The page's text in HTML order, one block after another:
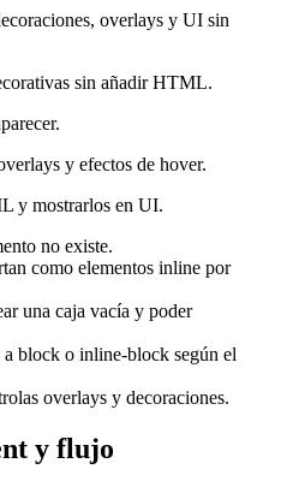
overlays y UI sin
sin añadir HTML.
y efectos de hover.
y mostrarlos en UI.
no existe.
como elementos inline por
una caja vacía y poder
a block o inline-block según el
overlays y decoraciones.
y flujo